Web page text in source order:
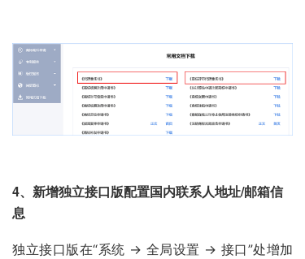
4、 新增独立接口版配置国内联系人地址/邮箱信
息
独立接口版在“系统 -> 全局设置 - 接口”处增加